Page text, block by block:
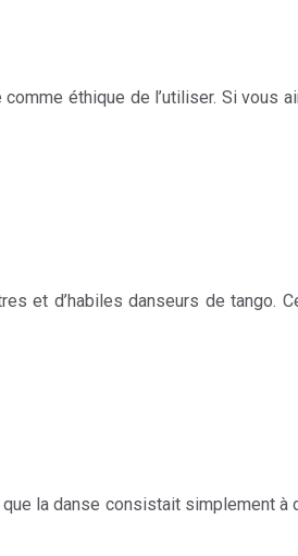
éthique de l’utiliser. Si vous
et d’habiles danseurs de tango.
la danse consistait simplement à